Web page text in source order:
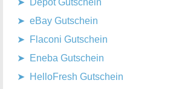
Depot Gutschein
eBay Gutschein
Flaconi Gutschein
Eneba Gutschein
HelloFresh Gutschein